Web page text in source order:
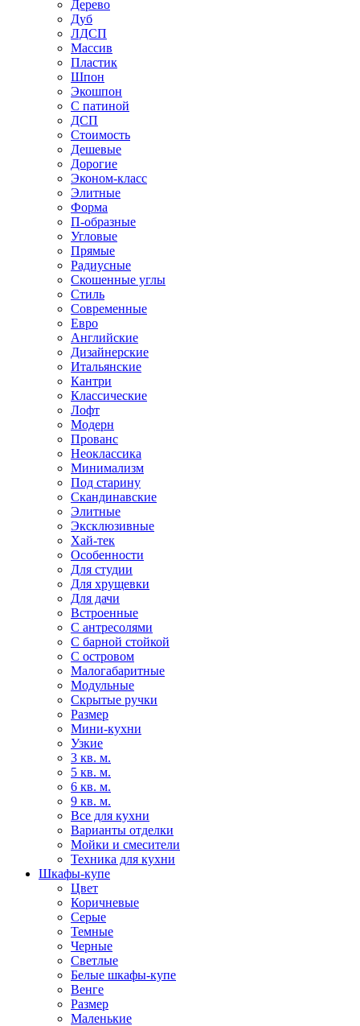
Дерево
Дуб
ЛДСП
Массив
Пластик
Шпон
Экошпон
С патиной
ДСП
Стоимость
Дешевые
Дорогие
Эконом-класс
Элитные
Форма
П-образные
Угловые
Прямые
Радиусные
Скошенные углы
Стиль
Современные
Евро
Английские
Дизайнерские
Итальянские
Кантри
Классические
Лофт
Модерн
Прованс
Неоклассика
Минимализм
Под старину
Скандинавские
Элитные
Эксклюзивные
Хай-тек
Особенности
Для студии
Для хрущевки
Для дачи
Встроенные
С антресолями
С барной стойкой
С островом
Малогабаритные
Модульные
Скрытые ручки
Размер
Мини-кухни
Узкие
3 кв. м.
5 кв. м.
6 кв. м.
9 кв. м.
Все для кухни
Варианты отделки
Мойки и смесители
Техника для кухни
Шкафы-купе
Цвет
Коричневые
Серые
Темные
Черные
Светлые
Белые шкафы-купе
Венге
Размер
Маленькие